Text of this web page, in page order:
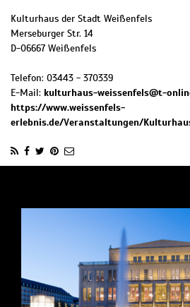
Kulturhaus der Stadt Weißenfels
Merseburger Str. 14
D-06667 Weißenfels
Telefon: 03443 - 370339
E-Mail: kulturhaus-weissenfels@t-
https://www.weissenfels-
erlebnis.de/Veranstaltungen/